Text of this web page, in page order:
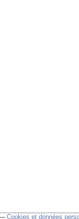
Cookies et données